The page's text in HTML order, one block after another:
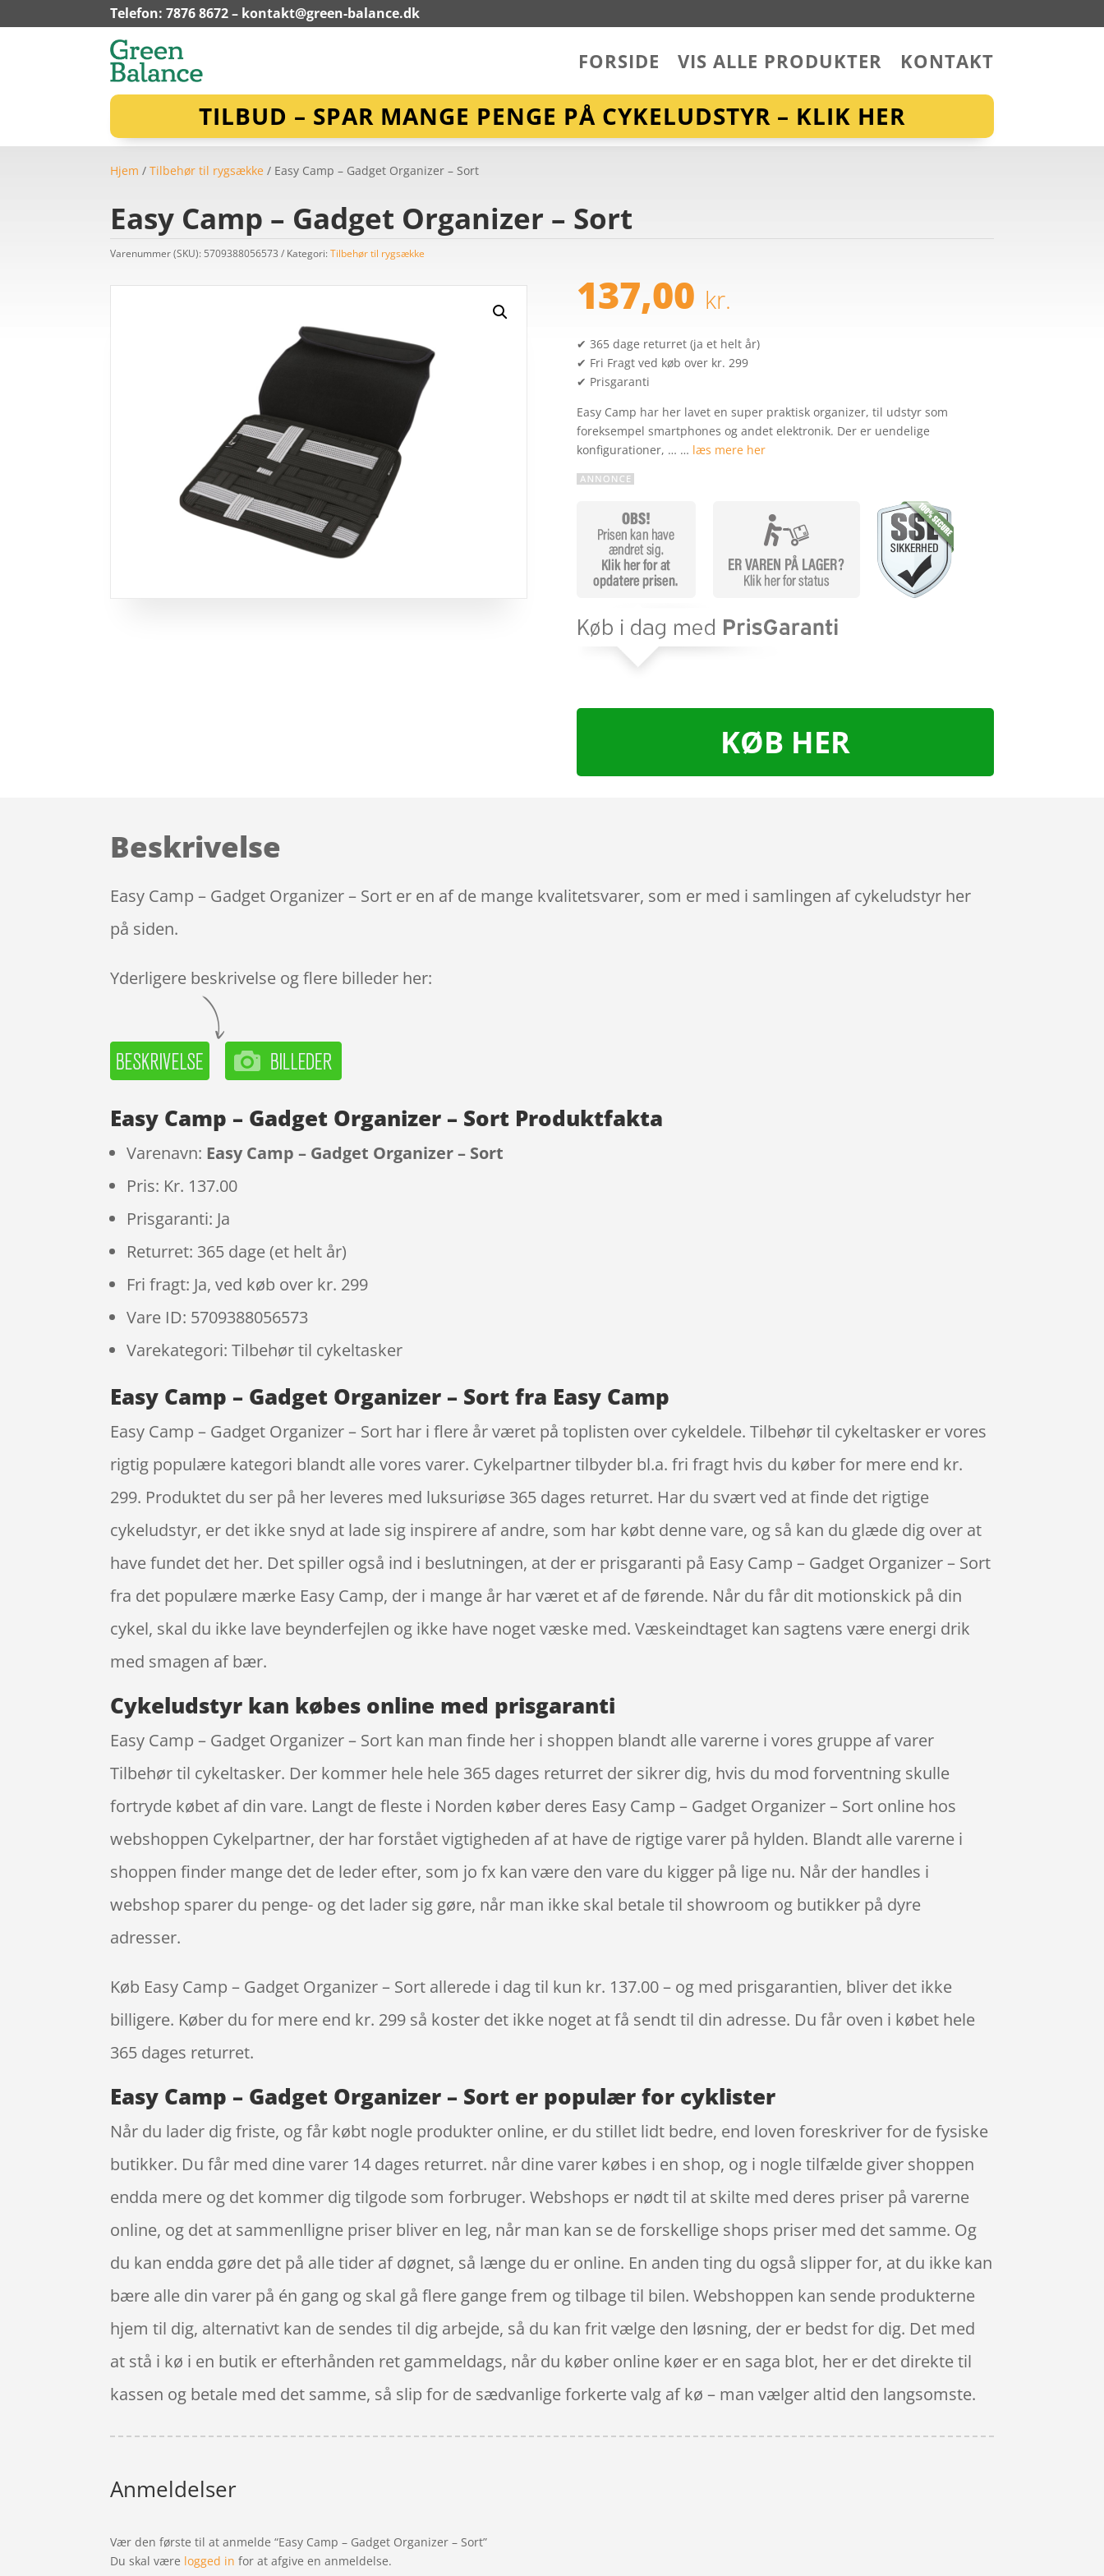
Telefon: 7876 8672 – kontakt@green-balance.dk
FORSIDE VIS ALLE PRODUKTER KONTAKT
TILBUD – SPAR MANGE PENGE PÅ CYKELUDSTYR – KLIK HER
Hjem /Tilbehør til rygsække / Easy Camp – Gadget Organizer – Sort
Easy Camp – Gadget Organizer – Sort
Varenummer (SKU): 5709388056573 Kategori:Tilbehør til rygsække
137,00 kr.
✔ 365 dage returret (ja et helt år)
✔ Fri Fragt ved køb over kr. 299
✔ Prisgaranti
Easy Camp har her lavet en super praktisk organizer, til udstyr som
foreksempel smartphones og andet elektronik. Der er uendelige
konfigurationer, … … læs mere her
KØB HER
Beskrivelse
Easy Camp – Gadget Organizer – Sort er en af de mange kvalitetsvarer, som er med i samlingen af cykeludstyr her
på siden.
Yderligere beskrivelse og flere billeder her:
Easy Camp – Gadget Organizer – Sort Produktfakta
Varenavn: Easy Camp – Gadget Organizer – Sort
Pris: Kr. 137.00
Prisgaranti: Ja
Returret: 365 dage (et helt år)
Fri fragt: Ja, ved køb over kr. 299
Vare ID: 5709388056573
Varekategori: Tilbehør til cykeltasker
Easy Camp – Gadget Organizer – Sort fra Easy Camp
Easy Camp – Gadget Organizer – Sort har i flere år været på toplisten over cykeldele. Tilbehør til cykeltasker er vores
rigtig populære kategori blandt alle vores varer. Cykelpartner tilbyder bl.a. fri fragt hvis du køber for mere end kr.
299. Produktet du ser på her leveres med luksuriøse 365 dages returret. Har du svært ved at finde det rigtige
cykeludstyr, er det ikke snyd at lade sig inspirere af andre, som har købt denne vare, og så kan du glæde dig over at
have fundet det her. Det spiller også ind i beslutningen, at der er prisgaranti på Easy Camp – Gadget Organizer – Sort
fra det populære mærke Easy Camp, der i mange år har været et af de førende. Når du får dit motionskick på din
cykel, skal du ikke lave beynderfejlen og ikke have noget væske med. Væskeindtaget kan sagtens være energi drik
med smagen af bær.
Cykeludstyr kan købes online med prisgaranti
Easy Camp – Gadget Organizer – Sort kan man finde her i shoppen blandt alle varerne i vores gruppe af varer
Tilbehør til cykeltasker. Der kommer hele hele 365 dages returret der sikrer dig, hvis du mod forventning skulle
fortryde købet af din vare. Langt de fleste i Norden køber deres Easy Camp – Gadget Organizer – Sort online hos
webshoppen Cykelpartner, der har forstået vigtigheden af at have de rigtige varer på hylden. Blandt alle varerne i
shoppen finder mange det de leder efter, som jo fx kan være den vare du kigger på lige nu. Når der handles i
webshop sparer du penge- og det lader sig gøre, når man ikke skal betale til showroom og butikker på dyre
adresser.
Køb Easy Camp – Gadget Organizer – Sort allerede i dag til kun kr. 137.00 – og med prisgarantien, bliver det ikke
billigere. Køber du for mere end kr. 299 så koster det ikke noget at få sendt til din adresse. Du får oven i købet hele
365 dages returret.
Easy Camp – Gadget Organizer – Sort er populær for cyklister
Når du lader dig friste, og får købt nogle produkter online, er du stillet lidt bedre, end loven foreskriver for de fysiske
butikker. Du får med dine varer 14 dages returret. når dine varer købes i en shop, og i nogle tilfælde giver shoppen
endda mere og det kommer dig tilgode som forbruger. Webshops er nødt til at skilte med deres priser på varerne
online, og det at sammenlligne priser bliver en leg, når man kan se de forskellige shops priser med det samme. Og
du kan endda gøre det på alle tider af døgnet, så længe du er online. En anden ting du også slipper for, at du ikke kan
bære alle din varer på én gang og skal gå flere gange frem og tilbage til bilen. Webshoppen kan sende produkterne
hjem til dig, alternativt kan de sendes til dig arbejde, så du kan frit vælge den løsning, der er bedst for dig. Det med
at stå i kø i en butik er efterhånden ret gammeldags, når du køber online køer er en saga blot, her er det direkte til
kassen og betale med det samme, så slip for de sædvanlige forkerte valg af kø – man vælger altid den langsomste.
Anmeldelser
Vær den første til at anmelde “Easy Camp – Gadget Organizer – Sort”
Du skal være logged in for at afgive en anmeldelse.